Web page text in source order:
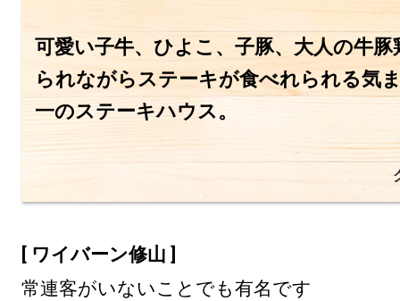
可愛い子牛、ひよこ、子豚、大人の牛
られながらステーキが食べれられる気
一のステーキハウス。
[ ワイバーン修山 ]
常連客がいないことでも有名です